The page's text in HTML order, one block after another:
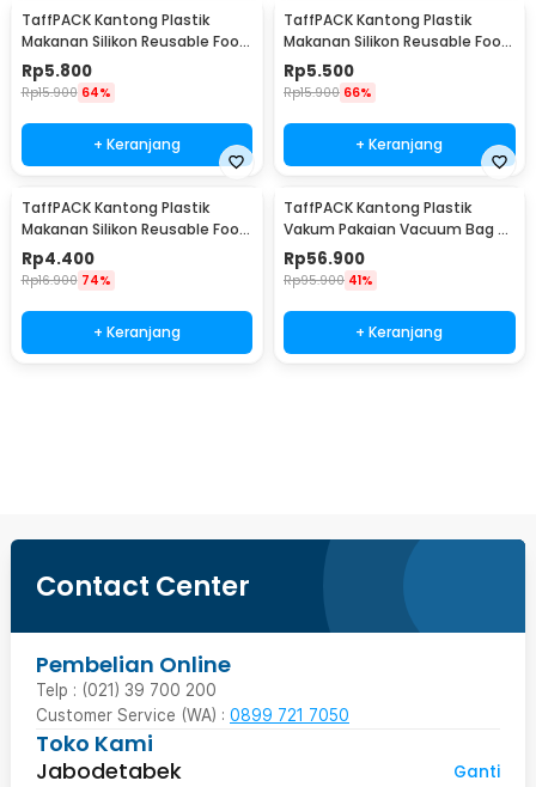
TaffPACK Kantong Plastik
Makanan Silikon Reusable Food
Bag Ziplock Size L - PK-15
Rp5.800
Rp15.900 64%
+ Keranjang
TaffPACK Kantong Plastik
Makanan Silikon Reusable Food
Bag Ziplock Size M - PK-15
Rp5.500
Rp15.900 66%
+ Keranjang
TaffPACK Kantong Plastik
Makanan Silikon Reusable Food
Bag Ziplock Size S - PK-15
Rp4.400
Rp16.900 74%
+ Keranjang
TaffPACK Kantong Plastik
Vakum Pakaian Vacuum Bag 8
PCS with Hand Pump - SN1000
Rp56.900
Rp95.900 41%
+ Keranjang
Contact Center
Pembelian Online
Telp : (021) 39 700 200
Customer Service (WA) : 0899 721 7050
Toko Kami
Jabodetabek
Ganti